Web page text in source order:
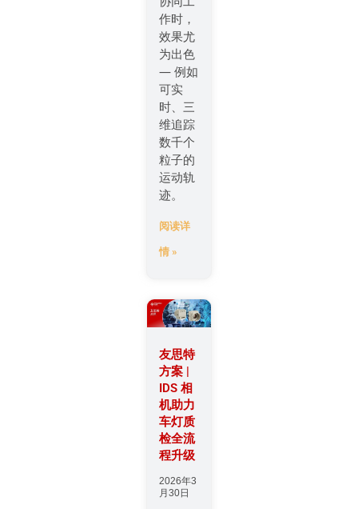
作时，
效果尤
为出色
— 例如
可实
时、三
维追踪
数千个
粒子的
运动轨
迹。
阅读详
情 »
友思特
方案 |
IDS 相
机助力
车灯质
检全流
程升级
2026年3
月30日